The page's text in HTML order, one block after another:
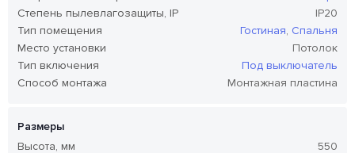
Степень пылевлагозащиты, IP
IP20
Тип помещения
Гостиная, Спальня
Место установки
Потолок
Тип включения
Под выключатель
Способ монтажа
Монтажная пластина
Размеры
Высота, мм
550